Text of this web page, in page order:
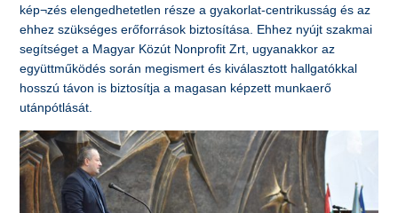
kép¬zés elengedhetetlen része a gyakorlat-centrikusság és az
ehhez szükséges erőforrások biztosítása. Ehhez nyújt szakmai
segítséget a Magyar Közút Nonprofit Zrt, ugyanakkor az
együttműködés során megismert és kiválasztott hallgatókkal
hosszú távon is biztosítja a magasan képzett munkaerő
utánpótlását.